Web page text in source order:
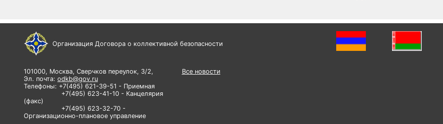
Организация Договора о коллективной безопасности
101000, Москва, Сверчков переулок, 3/2,
Эл. почта: odkb@gov.ru
Телефоны: +7(495) 621-39-51 - Приемная
+7(495) 623-41-10 - Канцелярия
(факс)
+7(495) 623-32-70 -
Организационно-плановое управление
Все новости